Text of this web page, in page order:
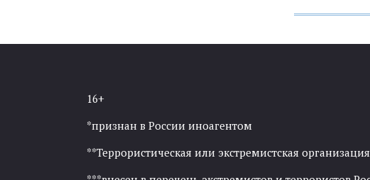
16+
*признан в России иноагентом
**Террористическая или экстремистская